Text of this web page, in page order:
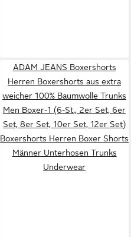
ADAM JEANS Boxershorts
Herren Boxershorts aus extra
weicher 100% Baumwolle Trunks
Men Boxer-1 (6-St., 2er Set, 6er
Set, 8er Set, 10er Set, 12er Set)
Boxershorts Herren Boxer Shorts
Männer Unterhosen Trunks
Underwear